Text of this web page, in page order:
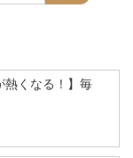
熱くなる！】毎